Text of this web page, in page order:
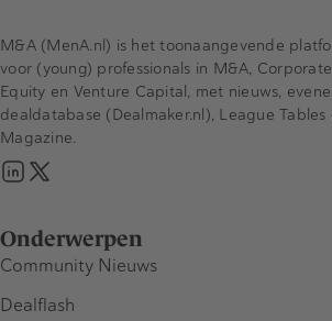
Onderwerpen
Community Nieuws
Dealflash
M&A (MenA.nl) is het toonaangevende
voor (young) professionals in M&A,
Equity en Venture Capital, met nieuws,
dealdatabase (Dealmaker.nl), League
Magazine.